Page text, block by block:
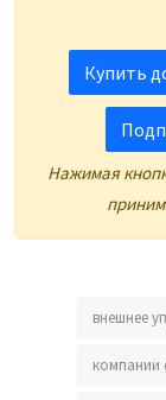
Купить
Нажимая
внешнее
компании